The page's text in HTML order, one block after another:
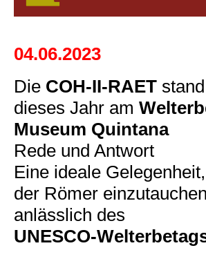
04.06.2023
Die COH-II-RAET
dieses Jahr am
Museum Quintana
Rede und Antwort
Eine ideale
der Römer
anlässlich des
UNESCO-